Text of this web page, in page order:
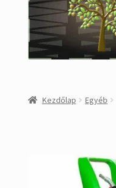
Kezdőlap Egyéb